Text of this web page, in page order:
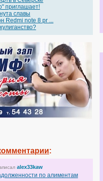
приглашает!
славы
Redmi note 8 pr ...
:
alex33kaw
по алиментам